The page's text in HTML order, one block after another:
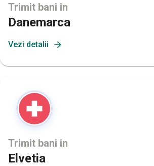
Trimit bani in
Danemarca
Vezi detalii
Trimit bani in
Elvetia